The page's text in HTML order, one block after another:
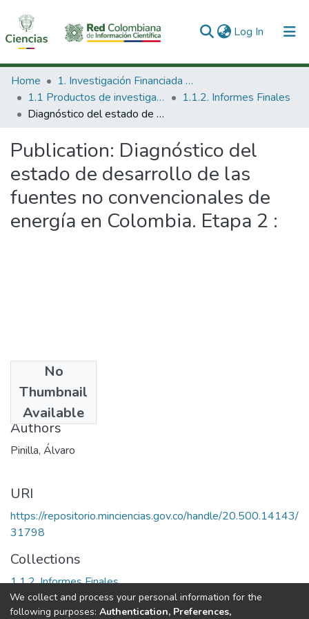
Log In (current)
Communities & Collections
All of DSpace
Home
1. Investigación Financiada con Recursos Públicos
1.1 Productos de investigación
1.1.2. Informes Finales
Diagnóstico del estado de desarrollo de las fuentes no convencionales de energía en Colombia. Etapa 2 :
Publication: Diagnóstico del
estado de desarrollo de las
fuentes no convencionales de
energía en Colombia. Etapa 2 :
No
Thumbnail
Available
1991
Authors
Pinilla, Álvaro
URI
https://repositorio.minciencias.gov.co/handle/20.500.14143/
31798
Collections
1.1.2. Informes Finales
Full item page
We collect and process your personal information for the
following purposes: Authentication, Preferences,